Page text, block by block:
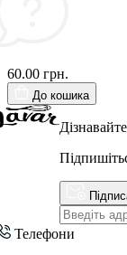
60.00 грн.
До кошика
Телефони